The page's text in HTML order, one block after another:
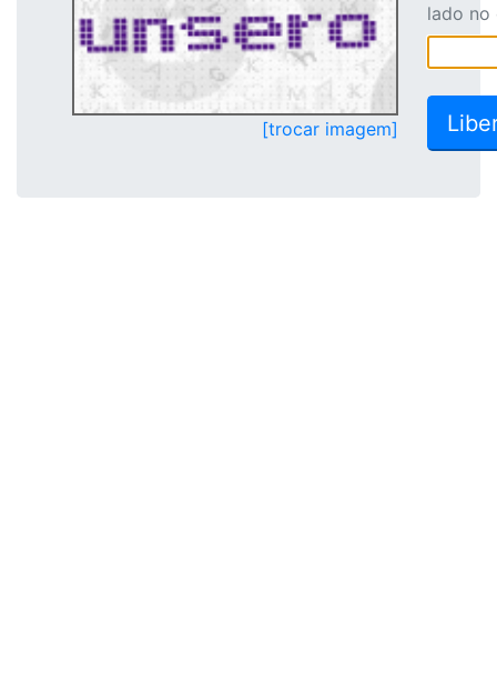
[trocar imagem]
lado no